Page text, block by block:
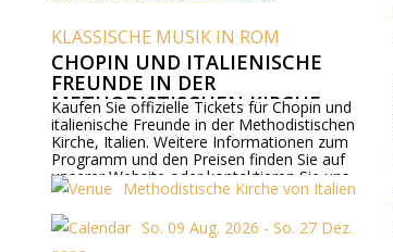
KLASSISCHE MUSIK IN ROM
CHOPIN UND ITALIENISCHE
FREUNDE IN DER
METHODISTISCHEN KIRCHE
Kaufen Sie offizielle Tickets für Chopin und
italienische Freunde in der Methodistischen
Kirche, Italien. Weitere Informationen zum
Programm und den Preisen finden Sie auf
unserer Website oder kontaktieren Sie uns
telefonisch.Methodistische Kirche von Italien
So. 09 Aug. 2026 - So. 27 Dez.